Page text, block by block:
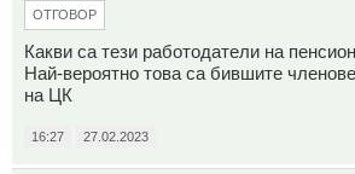
ОТГОВОР
Какви са тези работодатели на
Най-вероятно това са бившите
на ЦК
16:27 27.02.2023